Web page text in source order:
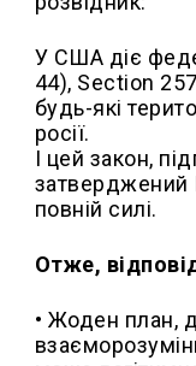
У США діє
44), Section
будь-які
росії.
І цей закон,
затверджений
повній силі.
Отже,
• Жоден план,